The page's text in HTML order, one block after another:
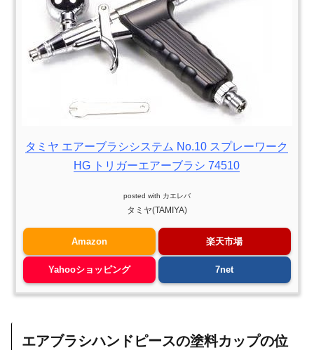
タミヤ エアーブラシシステム No.10 スプレーワーク
HG トリガーエアーブラシ 74510
posted with カエレバ
タミヤ(TAMIYA)
Amazon 楽天市場
Yahooショッピング 7net
エアブラシハンドピースの塗料カップの位